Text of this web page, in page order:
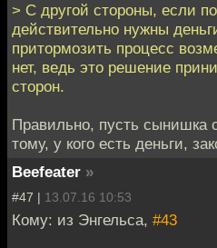
> С другой стороны, если
действительно нужны
притормозить процесс
нет, ведь это решение
сторон.
Правильно, пусть сынишка
тому, у кого есть деньги,
Beefeater »
#47 | 13.07.16 10:53
Кому: из Энгельса, #43